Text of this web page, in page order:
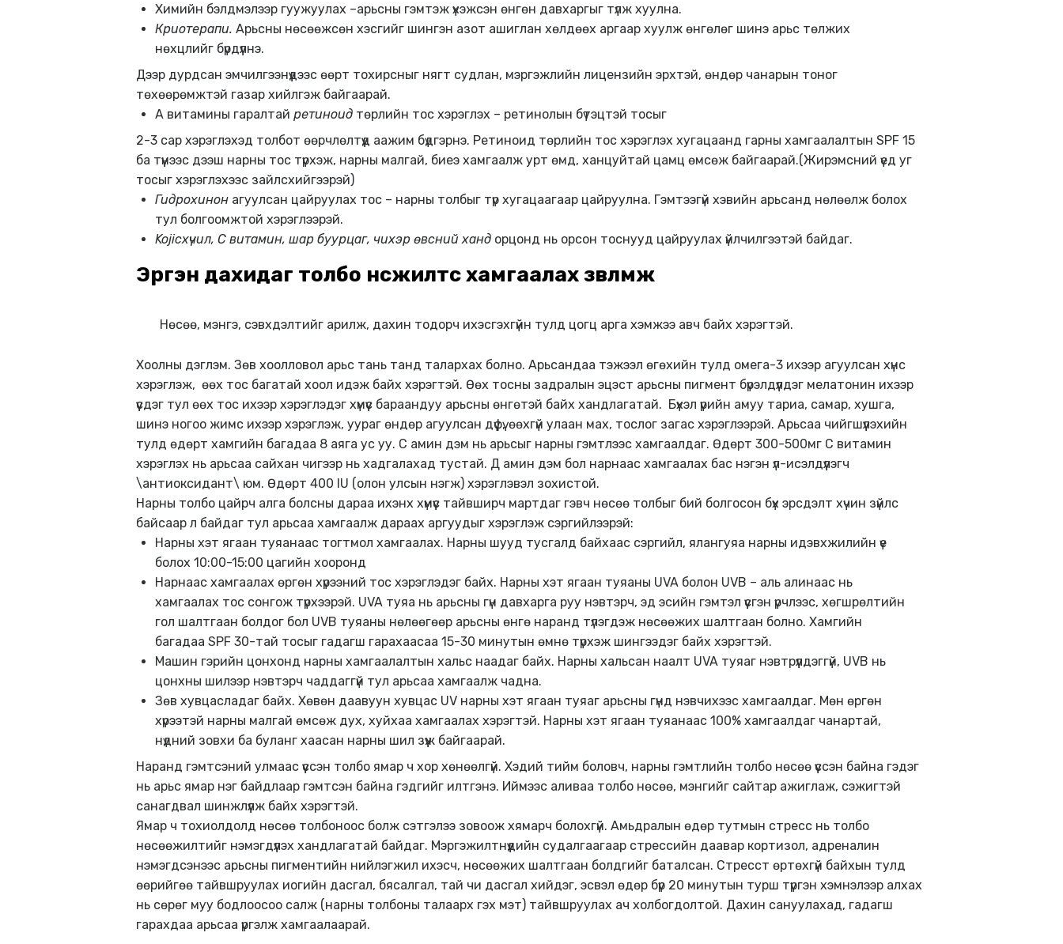
Химийн бэлдмэлээр гуужуулах –арьсны гэмтэж үхэжсэн өнгөн давхаргыг түлж хуулна.
Криотерапи. Арьсны нөсөөжсөн хэсгийг шингэн азот ашиглан хөлдөөх аргаар хуулж өнгөлөг шинэ арьс төлжих
нөхцлийг бүрдүүлнэ.
Дээр дурдсан эмчилгээнүүдээс өөрт тохирсныг нягт судлан, мэргэжлийн лицензийн эрхтэй, өндөр чанарын тоног
төхөөрөмжтэй газар хийлгэж байгаарай.
А витамины гаралтай ретиноид төрлийн тос хэрэглэх – ретинолын бүтэцтэй тосыг
2-3 сар хэрэглэхэд толбот өөрчлөлтүүд аажим бүдгэрнэ. Ретиноид төрлийн тос хэрэглэх хугацаанд гарны хамгаалалтын SPF 15
ба түүнээс дээш нарны тос түрхэж, нарны малгай, биеэ хамгаалж урт өмд, ханцуйтай цамц өмсөж байгаарай.(Жирэмсний үед уг
тосыг хэрэглэхээс зайлсхийгээрэй)
Гидрохинон агуулсан цайруулах тос – нарны толбыг түр хугацаагаар цайруулна. Гэмтээгүй хэвийн арьсанд нөлөөлж болох
тул болгоомжтой хэрэглээрэй.
Kojicхүчил, С витамин, шар буурцаг, чихэр өвсний ханд орцонд нь орсон тоснууд цайруулах үйлчилгээтэй байдаг.
Эргэн дахидаг толбо нөсөөжилтөөс хамгаалах зөвлөмж
Нөсөө, мэнгэ, сэвхдэлтийг арилж, дахин тодорч ихэсгэхгүйн тулд цогц арга хэмжээ авч байх хэрэгтэй.
Хоолны дэглэм. Зөв хоолловол арьс тань танд талархах болно. Арьсандаа тэжээл өгөхийн тулд омега-3 ихээр агуулсан хүнс
хэрэглэж, өөх тос багатай хоол идэж байх хэрэгтэй. Өөх тосны задралын эцэст арьсны пигмент бүрэлдүүлдэг мелатонин ихээр
үүсдэг тул өөх тос ихээр хэрэглэдэг хүмүүс бараандуу арьсны өнгөтэй байх хандлагатай. Бүхэл үрийн амуу тариа, самар, хушга,
шинэ ногоо жимс ихээр хэрэглэж, уураг өндөр агуулсан дүфү, өөхгүй улаан мах, тослог загас хэрэглээрэй. Арьсаа чийгшүүлэхийн
тулд өдөрт хамгийн багадаа 8 аяга ус уу. С амин дэм нь арьсыг нарны гэмтлээс хамгаалдаг. Өдөрт 300-500мг С витамин
хэрэглэх нь арьсаа сайхан чигээр нь хадгалахад тустай. Д амин дэм бол нарнаас хамгаалах бас нэгэн үл-исэлдүүлэгч
\антиоксидант\ юм. Өдөрт 400 IU (олон улсын нэгж) хэрэглэвэл зохистой.
Нарны толбо цайрч алга болсны дараа ихэнх хүмүүс тайвширч мартдаг гэвч нөсөө толбыг бий болгосон бүх эрсдэлт хүчин зүйлс
байсаар л байдаг тул арьсаа хамгаалж дараах аргуудыг хэрэглэж сэргийлээрэй:
Нарны хэт ягаан туяанаас тогтмол хамгаалах. Нарны шууд тусгалд байхаас сэргийл, ялангуяа нарны идэвхжилийн үе
болох 10:00-15:00 цагийн хооронд
Нарнаас хамгаалах өргөн хүрээний тос хэрэглэдэг байх. Нарны хэт ягаан туяаны UVA болон UVB – аль алинаас нь
хамгаалах тос сонгож түрхээрэй. UVA туяа нь арьсны гүн давхарга руу нэвтэрч, эд эсийн гэмтэл үүсгэн үрчлээс, хөгшрөлтийн
гол шалтгаан болдог бол UVB туяаны нөлөөгөөр арьсны өнгө наранд түлэгдэж нөсөөжих шалтгаан болно. Хамгийн
багадаа SPF 30-тай тосыг гадагш гарахаасаа 15-30 минутын өмнө түрхэж шингээдэг байх хэрэгтэй.
Машин гэрийн цонхонд нарны хамгаалалтын хальс наадаг байх. Нарны хальсан наалт UVA туяаг нэвтрүүлдэггүй, UVB нь
цонхны шилээр нэвтэрч чаддаггүй тул арьсаа хамгаалж чадна.
Зөв хувцасладаг байх. Хөвөн даавуун хувцас UV нарны хэт ягаан туяаг арьсны гүнд нэвчихээс хамгаалдаг. Мөн өргөн
хүрээтэй нарны малгай өмсөж дух, хуйхаа хамгаалах хэрэгтэй. Нарны хэт ягаан туяанаас 100% хамгаалдаг чанартай,
нүдний зовхи ба буланг хаасан нарны шил зүүж байгаарай.
Наранд гэмтсэний улмаас үүссэн толбо ямар ч хор хөнөөлгүй. Хэдий тийм боловч, нарны гэмтлийн толбо нөсөө үүссэн байна гэдэг
нь арьс ямар нэг байдлаар гэмтсэн байна гэдгийг илтгэнэ. Иймээс аливаа толбо нөсөө, мэнгийг сайтар ажиглаж, сэжигтэй
санагдвал шинжлүүлж байх хэрэгтэй.
Ямар ч тохиолдолд нөсөө толбоноос болж сэтгэлээ зовоож хямарч болохгүй. Амьдралын өдөр тутмын стресс нь толбо
нөсөөжилтийг нэмэгдүүлэх хандлагатай байдаг. Мэргэжилтнүүдийн судалгаагаар стрессийн даавар кортизол, адреналин
нэмэгдсэнээс арьсны пигментийн нийлэгжил ихэсч, нөсөөжих шалтгаан болдгийг баталсан. Стресст өртөхгүй байхын тулд
өөрийгөө тайвшруулах иогийн дасгал, бясалгал, тай чи дасгал хийдэг, эсвэл өдөр бүр 20 минутын турш түргэн хэмнэлээр алхах
нь сөрөг муу бодлоосоо салж (нарны толбоны талаарх гэх мэт) тайвшруулах ач холбогдолтой. Дахин сануулахад, гадагш
гарахдаа арьсаа үргэлж хамгаалаарай.